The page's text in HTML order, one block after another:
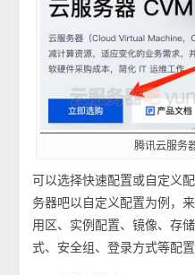
腾讯云服务
可以选择快速配置或自定义
务器吧以自定义配置为例，
用区、实例配置、镜像、存
式、安全组、登录方式等配置